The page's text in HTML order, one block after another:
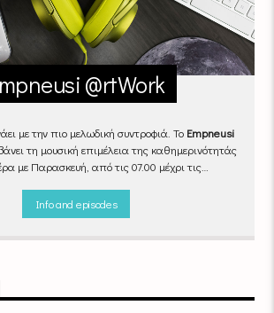
@rtWork
με την πιο μελωδική συντροφιά. Το Empneusi
τη μουσική επιμέλεια της καθημερινότητάς
με Παρασκευή, από τις 07.00 μέχρι τις
αρμονικά, θυμίζοντάς μας πως δουλειά και
Καθημερινά(Δευτέρα-Παρασκευή)
Info and episodes